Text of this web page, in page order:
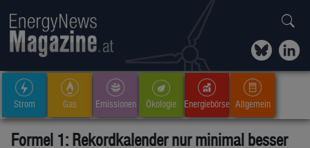
Strom Gas Emissionen Ökologie Energiebörse Allgemein
Formel 1: Rekordkalender nur minimal besser